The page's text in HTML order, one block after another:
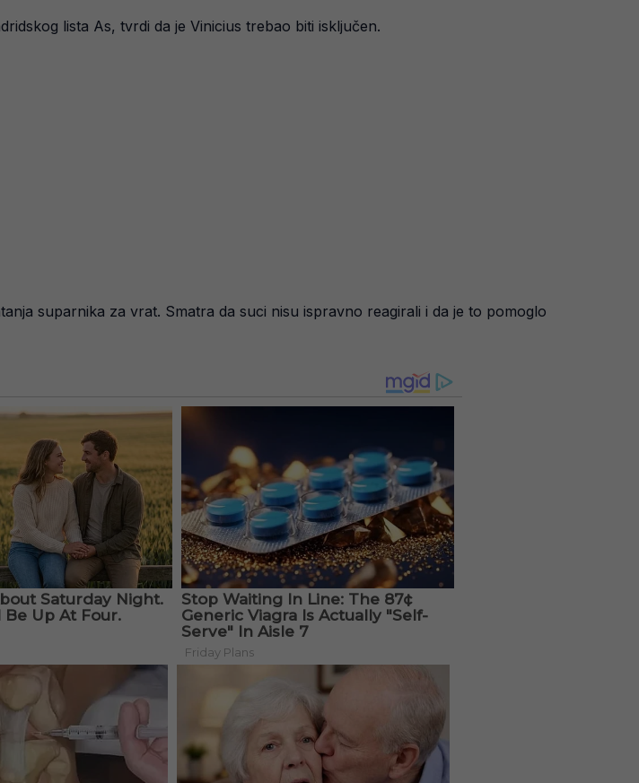
lista As, tvrdi da je Vinicius trebao biti isključen.
suparnika za vrat. Smatra da suci nisu ispravno reagirali i da je to pomoglo